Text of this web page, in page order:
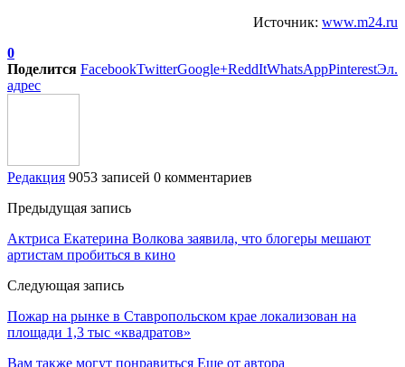
Источник: www.m24.ru
0
Поделится FacebookTwitterGoogle+ReddItWhatsAppPinterestЭл.
адрес
Редакция 9053 записей 0 комментариев
Предыдущая запись
Актриса Екатерина Волкова заявила, что блогеры мешают
артистам пробиться в кино
Следующая запись
Пожар на рынке в Ставропольском крае локализован на
площади 1,3 тыс «квадратов»
Вам также могут понравиться Еще от автора